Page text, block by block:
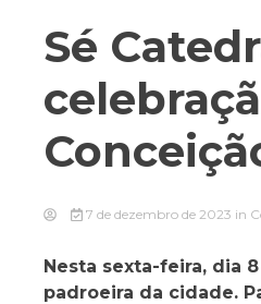
Sé
7 de dezembro de 2023 in
Nesta sexta-feira, dia
padroeira da cidade.